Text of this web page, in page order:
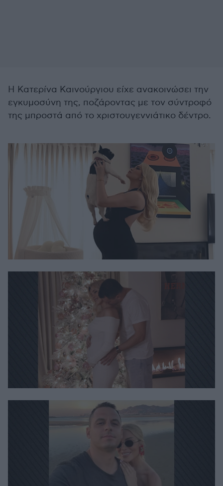
Η Κατερίνα Καινούργιου είχε ανακοινώσει την
εγκυμοσύνη της, ποζάροντας με τον σύντροφό
της μπροστά από το χριστουγεννιάτικο δέντρο.